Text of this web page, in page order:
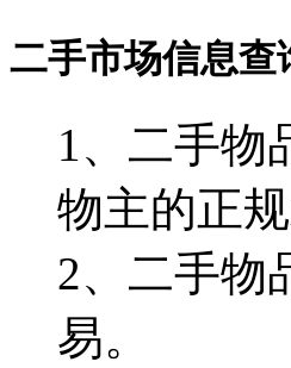
二手市场信息查
1、二手物
物主的正规
2、二手物
易。